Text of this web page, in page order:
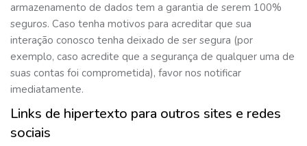
armazenamento de dados tem a garantia de serem 100%
seguros. Caso tenha motivos para acreditar que sua
interação conosco tenha deixado de ser segura (por
exemplo, caso acredite que a segurança de qualquer uma de
suas contas foi comprometida), favor nos notificar
imediatamente.
Links de hipertexto para outros sites e redes
sociais